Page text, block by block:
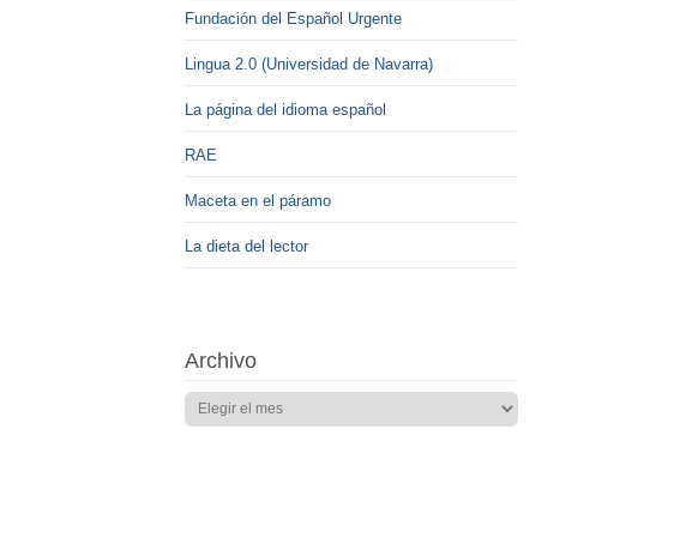
Fundación del Español Urgente
Lingua 2.0 (Universidad de Navarra)
La página del idioma español
RAE
Maceta en el páramo
La dieta del lector
Archivo